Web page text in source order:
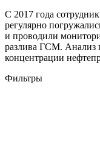
С 2017 года
регулярно
и проводили
разлива ГСМ. Анализ
концентрации
Фильтры